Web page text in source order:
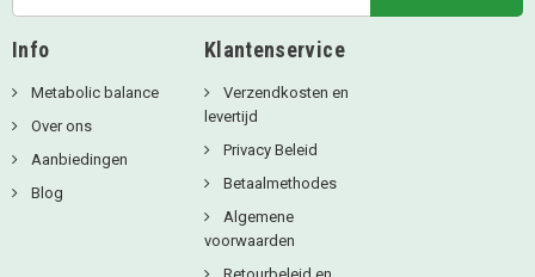
Info
Metabolic balance
Over ons
Aanbiedingen
Blog
Klantenservice
Verzendkosten en
levertijd
Privacy Beleid
Betaalmethodes
Algemene
voorwaarden